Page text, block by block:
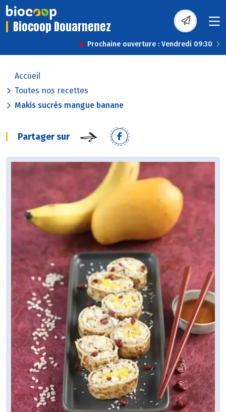
Biocoop Douarnenez
Prochaine ouverture : Vendredi 09:30
Accueil
Toutes nos recettes
Makis sucrés mangue banane
Partager sur